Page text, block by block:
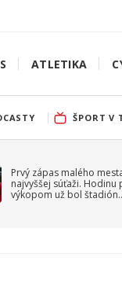
ATLETIKA
ŠPORT V
Prvý zápas malého
najvyššej súťaži. Hodinu
výkopom už bol štadión